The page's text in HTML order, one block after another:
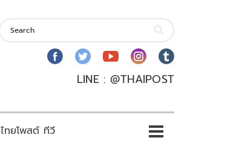
LINE : @THAIPOST
ไทยโพสต์ ทีวี